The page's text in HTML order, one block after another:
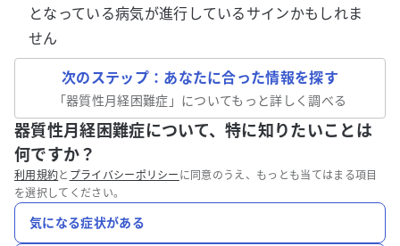
となっている病気が進行しているサインかもしれま
せん
次のステップ：あなたに合った情報を探す
「器質性月経困難症 」についてもっと詳しく調べる
器質性月経困難症について、特に知りたいことは
何ですか？
利用規約と プライバシーポリシー に同意のうえ、もっとも当てはまる項目
を選択してください。
気になる症状がある